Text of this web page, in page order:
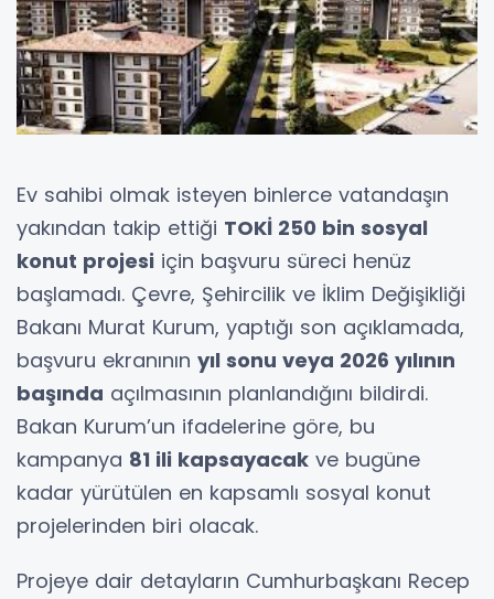
Ev sahibi olmak isteyen binlerce vatandaşın
yakından takip ettiği TOKİ 250 bin sosyal
konut projesi için başvuru süreci henüz
başlamadı. Çevre, Şehircilik ve İklim Değişikliği
Bakanı Murat Kurum, yaptığı son açıklamada,
başvuru ekranının yıl sonu veya 2026 yılının
başında açılmasının planlandığını bildirdi.
Bakan Kurum’un ifadelerine göre, bu
kampanya 81 ili kapsayacak ve bugüne
kadar yürütülen en kapsamlı sosyal konut
projelerinden biri olacak.
Projeye dair detayların Cumhurbaşkanı Recep